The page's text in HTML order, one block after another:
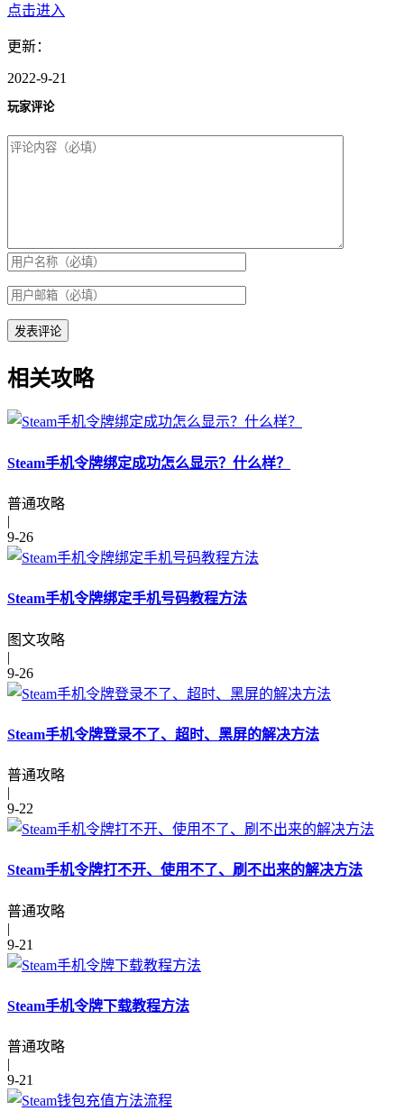
点击进入
更新：
2022-9-21
玩家评论
相关攻略
Steam手机令牌绑定成功怎么显示？什么样？
普通攻略
|
9-26
Steam手机令牌绑定手机号码教程方法
图文攻略
|
9-26
Steam手机令牌登录不了、超时、黑屏的解决方法
普通攻略
|
9-22
Steam手机令牌打不开、使用不了、刷不出来的解决方法
普通攻略
|
9-21
Steam手机令牌下载教程方法
普通攻略
|
9-21